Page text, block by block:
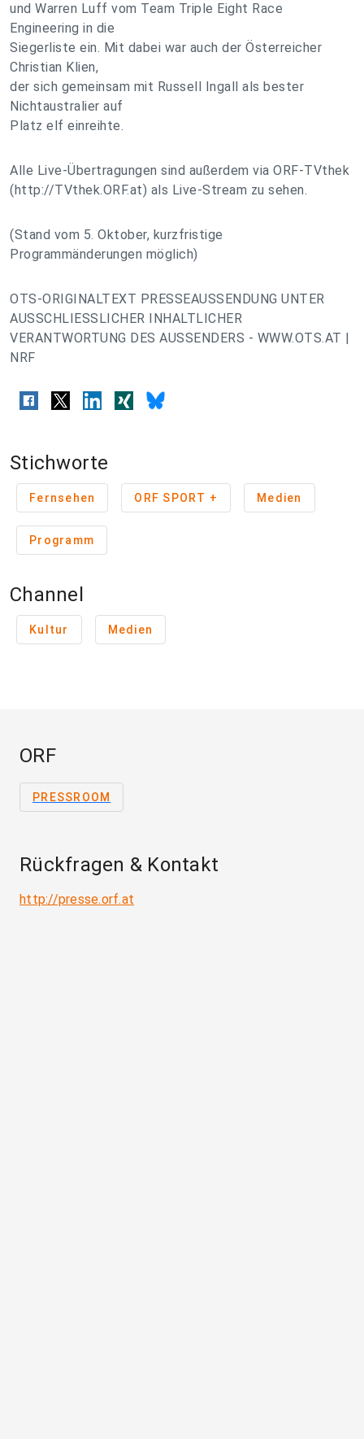
und Warren Luff vom Team Triple Eight Race
Engineering in die
Siegerliste ein. Mit dabei war auch der Österreicher
Christian Klien,
der sich gemeinsam mit Russell Ingall als bester
Nichtaustralier auf
Platz elf einreihte.
Alle Live-Übertragungen sind außerdem via ORF-TVthek
(http://TVthek.ORF.at) als Live-Stream zu sehen.
(Stand vom 5. Oktober, kurzfristige
Programmänderungen möglich)
OTS-ORIGINALTEXT PRESSEAUSSENDUNG UNTER
AUSSCHLIESSLICHER INHALTLICHER
VERANTWORTUNG DES AUSSENDERS - WWW.OTS.AT |
NRF
Stichworte
Fernsehen ORF SPORT + Medien
Programm
Channel
Kultur Medien
ORF
PRESSROOM
Rückfragen & Kontakt
http://presse.orf.at